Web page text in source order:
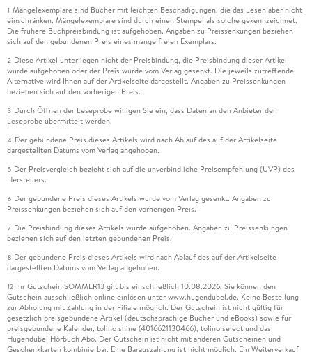
1 Mängelexemplare sind Bücher mit leichten Beschädigungen, die das Lesen aber nicht
einschränken. Mängelexemplare sind durch einen Stempel als solche gekennzeichnet.
Die frühere Buchpreisbindung ist aufgehoben. Angaben zu Preissenkungen beziehen
sich auf den gebundenen Preis eines mangelfreien Exemplars.
2 Diese Artikel unterliegen nicht der Preisbindung, die Preisbindung dieser Artikel
wurde aufgehoben oder der Preis wurde vom Verlag gesenkt. Die jeweils zutreffende
Alternative wird Ihnen auf der Artikelseite dargestellt. Angaben zu Preissenkungen
beziehen sich auf den vorherigen Preis.
3 Durch Öffnen der Leseprobe willigen Sie ein, dass Daten an den Anbieter der
Leseprobe übermittelt werden.
4 Der gebundene Preis dieses Artikels wird nach Ablauf des auf der Artikelseite
dargestellten Datums vom Verlag angehoben.
5 Der Preisvergleich bezieht sich auf die unverbindliche Preisempfehlung (UVP) des
Herstellers.
6 Der gebundene Preis dieses Artikels wurde vom Verlag gesenkt. Angaben zu
Preissenkungen beziehen sich auf den vorherigen Preis.
7 Die Preisbindung dieses Artikels wurde aufgehoben. Angaben zu Preissenkungen
beziehen sich auf den letzten gebundenen Preis.
8 Der gebundene Preis dieses Artikels wird nach Ablauf des auf der Artikelseite
dargestellten Datums vom Verlag angehoben.
12 Ihr Gutschein SOMMER13 gilt bis einschließlich 10.08.2026. Sie können den
Gutschein ausschließlich online einlösen unter www.hugendubel.de. Keine Bestellung
zur Abholung mit Zahlung in der Filiale möglich. Der Gutschein ist nicht gültig für
gesetzlich preisgebundene Artikel (deutschsprachige Bücher und eBooks) sowie für
preisgebundene Kalender, tolino shine (4016621130466), tolino select und das
Hugendubel Hörbuch Abo. Der Gutschein ist nicht mit anderen Gutscheinen und
Geschenkkarten kombinierbar. Eine Barauszahlung ist nicht möglich. Ein Weiterverkauf